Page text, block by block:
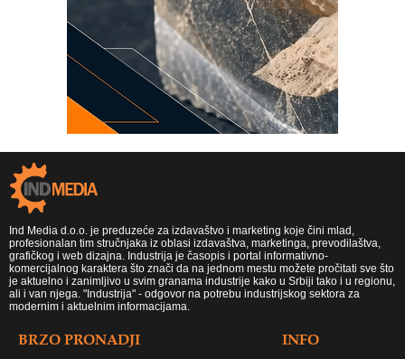
Ind Media d.o.o. je preduzeće za izdavaštvo i marketing koje čini mlad,
profesionalan tim stručnjaka iz oblasi izdavaštva, marketinga, prevodilaštva,
grafičkog i web dizajna. Industrija je časopis i portal informativno-
komercijalnog karaktera što znači da na jednom mestu možete pročitati sve što
je aktuelno i zanimljivo u svim granama industrije kako u Srbiji tako i u regionu,
ali i van njega. "Industrija" - odgovor na potrebu industrijskog sektora za
modernim i aktuelnim informacijama.
BRZO PRONADJI INFO